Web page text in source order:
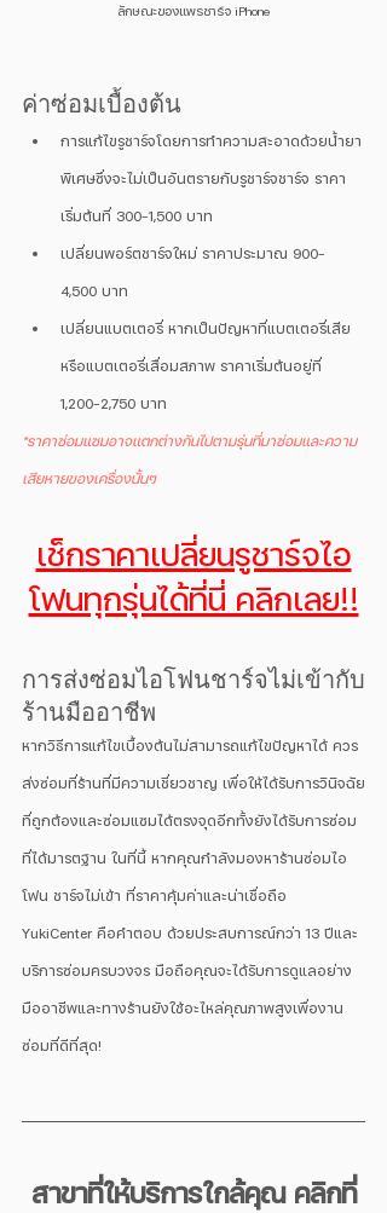
ลักษณะของแพรชาร์จ iPhone
ค่าซ่อมเบื้องต้น
การแก้ไขรูชาร์จโดยการทำความสะอาดด้วยน้ำยา
พิเศษซึ่งจะไม่เป็นอันตรายกับรูชาร์จชาร์จ ราคา
เริ่มต้นที่ 300-1,500 บาท
เปลี่ยนพอร์ตชาร์จใหม่ ราคาประมาณ 900-
4,500 บาท
เปลี่ยนแบตเตอรี่ หากเป็นปัญหาที่แบตเตอรี่เสีย
หรือแบตเตอรี่เสื่อมสภาพ ราคาเริ่มต้นอยู่ที่
1,200-2,750 บาท
*ราคาซ่อมแซมอาจแตกต่างกันไปตามรุ่นที่มาซ่อมและความ
เสียหายของเครื่องนั้นๆ
เช็กราคาเปลี่ยนรูชาร์จไอ
โฟนทุกรุ่นได้ที่นี่ คลิกเลย!!
การส่งซ่อมไอโฟนชาร์จไม่เข้ากับ
ร้านมืออาชีพ
หากวิธีการแก้ไขเบื้องต้นไม่สามารถแก้ไขปัญหาได้ ควร
ส่งซ่อมที่ร้านที่มีความเชี่ยวชาญ เพื่อให้ได้รับการวินิจฉัย
ที่ถูกต้องและซ่อมแซมได้ตรงจุดอีกทั้งยังได้รับการซ่อม
ที่ได้มารตฐาน ในที่นี้ หากคุณกำลังมองหาร้านซ่อมไอ
โฟน ชาร์จไม่เข้า ที่ราคาคุ้มค่าและน่าเชื่อถือ
YukiCenter คือคำตอบ ด้วยประสบการณ์กว่า 13 ปีและ
บริการซ่อมครบวงจร มือถือคุณจะได้รับการดูแลอย่าง
มืออาชีพและทางร้านยังใช้อะไหล่คุณภาพสูงเพื่องาน
ซ่อมที่ดีที่สุด!
สาขาที่ให้บริการใกล้คุณ คลิกที่